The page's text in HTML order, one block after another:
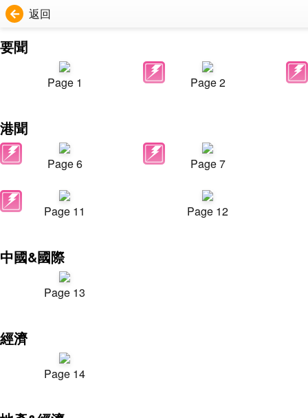
返回
要聞
Page 1 Page 2
港聞
Page 6 Page 7
Page 11 Page 12
中國&國際
Page 13
經濟
Page 14